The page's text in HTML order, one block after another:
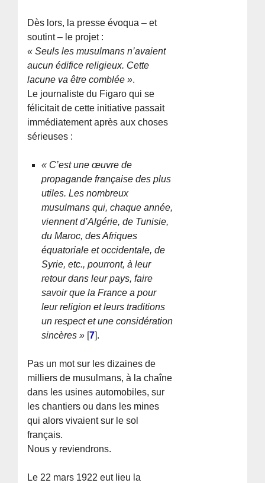
Dès lors, la presse évoqua – et
soutint – le projet :
« Seuls les musulmans n’avaient
aucun édifice religieux. Cette
lacune va être comblée ».
Le journaliste du Figaro qui se
félicitait de cette initiative passait
immédiatement après aux choses
sérieuses :
« C’est une œuvre de
propagande française des plus
utiles. Les nombreux
musulmans qui, chaque année,
viennent d’Algérie, de Tunisie,
du Maroc, des Afriques
équatoriale et occidentale, de
Syrie, etc., pourront, à leur
retour dans leur pays, faire
savoir que la France a pour
leur religion et leurs traditions
un respect et une considération
sincères » [7].
Pas un mot sur les dizaines de
milliers de musulmans, à la chaîne
dans les usines automobiles, sur
les chantiers ou dans les mines
qui alors vivaient sur le sol
français.
Nous y reviendrons.
Le 22 mars 1922 eut lieu la